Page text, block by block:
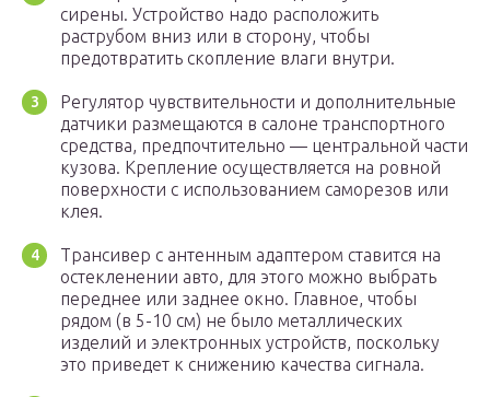
сирены. Устройство надо расположить
раструбом вниз или в сторону, чтобы
предотвратить скопление влаги внутри.
Регулятор чувствительности и дополнительные
датчики размещаются в салоне транспортного
средства, предпочтительно — центральной части
кузова. Крепление осуществляется на ровной
поверхности с использованием саморезов или
клея.
Трансивер с антенным адаптером ставится на
остекленении авто, для этого можно выбрать
переднее или заднее окно. Главное, чтобы
рядом (в 5-10 см) не было металлических
изделий и электронных устройств, поскольку
это приведет к снижению качества сигнала.